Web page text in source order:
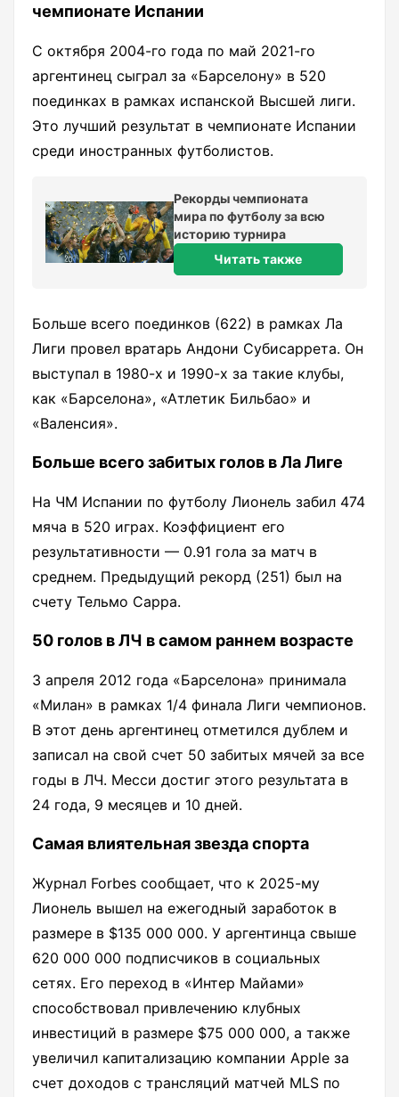
чемпионате Испании
С октября 2004-го года по май 2021-го
аргентинец сыграл за «Барселону» в 520
поединках в рамках испанской Высшей лиги.
Это лучший результат в чемпионате Испании
среди иностранных футболистов.
Рекорды чемпионата
мира по футболу за всю
историю турнира
Читать также
Больше всего поединков (622) в рамках Ла
Лиги провел вратарь Андони Субисаррета. Он
выступал в 1980-х и 1990-х за такие клубы,
как «Барселона», «Атлетик Бильбао» и
«Валенсия».
Больше всего забитых голов в Ла Лиге
На ЧМ Испании по футболу Лионель забил 474
мяча в 520 играх. Коэффициент его
результативности — 0.91 гола за матч в
среднем. Предыдущий рекорд (251) был на
счету Тельмо Сарра.
50 голов в ЛЧ в самом раннем возрасте
3 апреля 2012 года «Барселона» принимала
«Милан» в рамках 1/4 финала Лиги чемпионов.
В этот день аргентинец отметился дублем и
записал на свой счет 50 забитых мячей за все
годы в ЛЧ. Месси достиг этого результата в
24 года, 9 месяцев и 10 дней.
Самая влиятельная звезда спорта
Журнал Forbes сообщает, что к 2025-му
Лионель вышел на ежегодный заработок в
размере в $135 000 000. У аргентинца свыше
620 000 000 подписчиков в социальных
сетях. Его переход в «Интер Майами»
способствовал привлечению клубных
инвестиций в размере $75 000 000, а также
увеличил капитализацию компании Apple за
счет доходов с трансляций матчей MLS по